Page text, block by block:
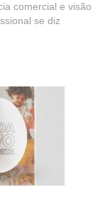
comercial e visão
se diz